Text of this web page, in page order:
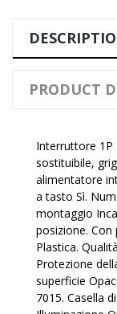
PRODUCT
Interruttore 1P
sostituibile,
alimentatore
a tasto Sì.
montaggio
posizione.
Plastica.
Protezione
superficie
7015. Casella